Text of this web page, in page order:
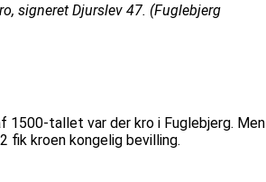
signeret Djurslev 47. (Fuglebjerg
1500-tallet var der kro i Fuglebjerg. Men
fik kroen kongelig bevilling.